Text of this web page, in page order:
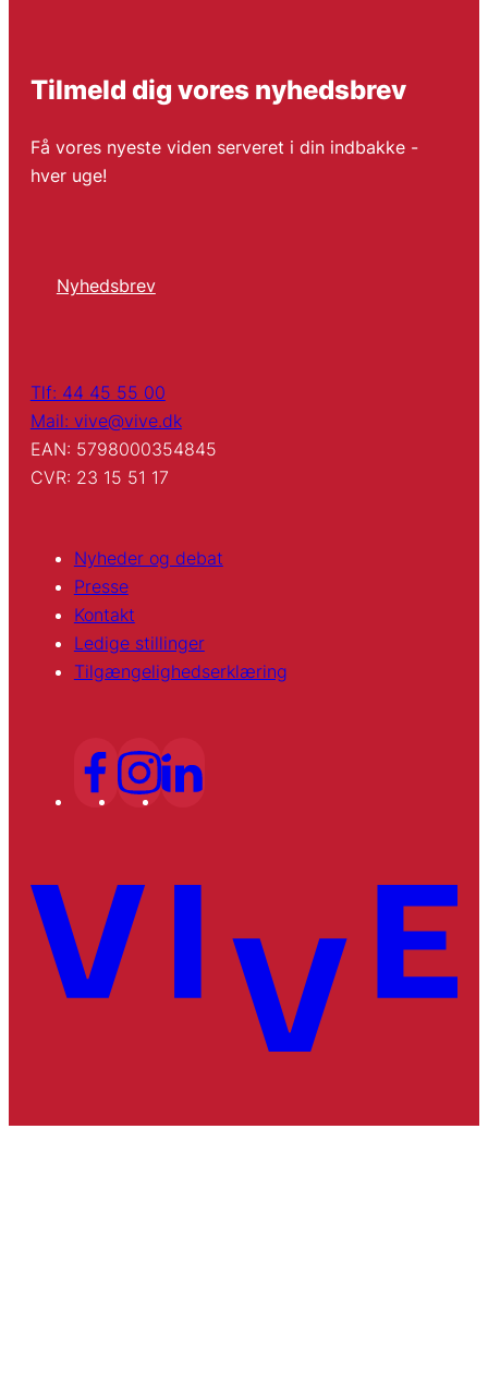
Tilmeld dig vores nyhedsbrev
Få vores nyeste viden serveret i din indbakke -
hver uge!
Nyhedsbrev
Tlf: 44 45 55 00
Mail: vive@vive.dk
EAN: 5798000354845
CVR: 23 15 51 17
Nyheder og debat
Presse
Kontakt
Ledige stillinger
Tilgængelighedserklæring